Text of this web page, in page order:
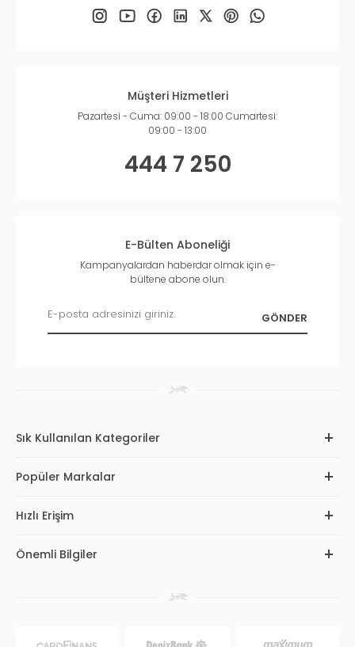
Müşteri Hizmetleri
Pazartesi - Cuma: 09:00 - 18:00 Cumartesi:
09:00 - 13:00
444 7 250
E-Bülten Aboneliği
Kampanyalardan haberdar olmak için e-
bültene abone olun.
Sık Kullanılan Kategoriler
Popüler Markalar
Hızlı Erişim
Önemli Bilgiler